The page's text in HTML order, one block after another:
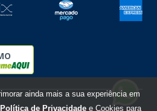
ainda mais a sua experiência em
Política de Privacidade e Cookies para